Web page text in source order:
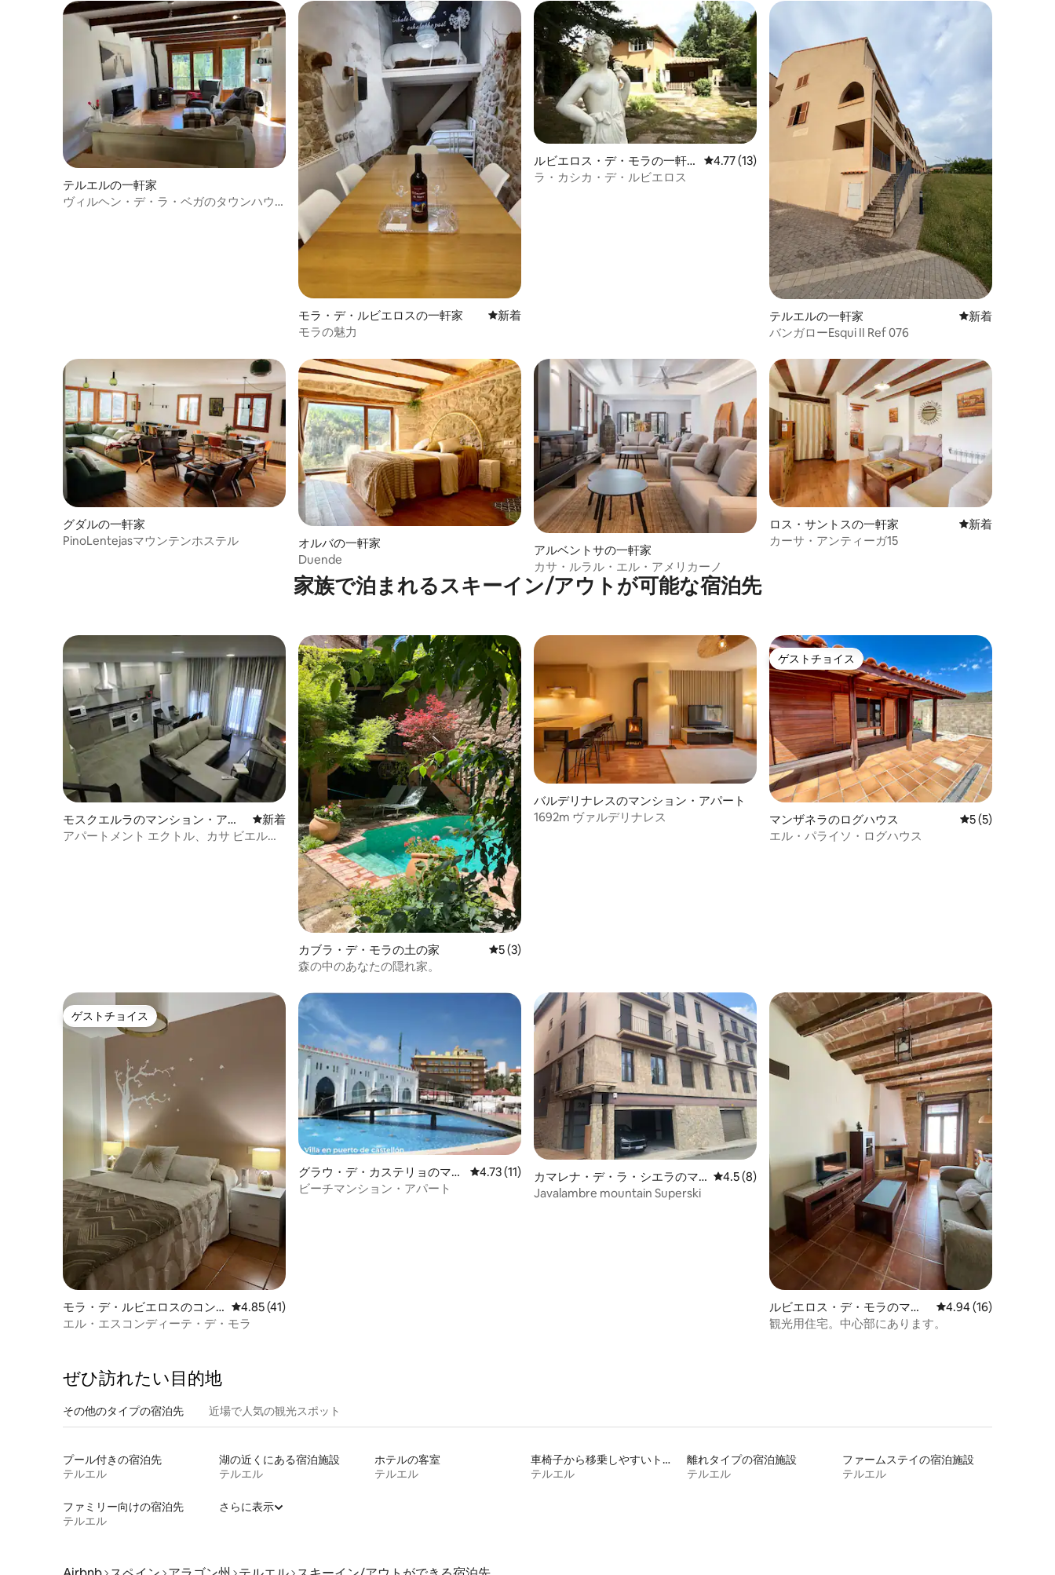
テルエルの一軒家
ヴィルヘン・デ・ラ・ベガのタウンハウ
モラ・デ・ルビエロスの一軒家 新しい宿泊先
新着
モラの魅力
ルビエロス・デ・モラの一軒
家
レビュー13件、5つ星中4.77つ星の平均評価
4.77 (13)
ラ・カシカ・デ・ルビエロス
テルエルの一軒家 新しい宿泊先
新着
バンガローEsqui II Ref 076
グダルの一軒家
PinoLentejasマウンテンホステル
オルバの一軒家
Duende
アルベントサの一軒家
カサ・ルラル・エル・アメリカーノ
ロス・サントスの一軒家 新しい宿泊先
新着
カーサ・アンティーガ15
家族で泊まれるスキーイン/アウトが可能な宿泊先
モスクエルラのマンション・アパ
ート
新しい宿泊先
新着
アパートメント エクトル、カサ ビエルサ
カブラ・デ・モラの土の家 レビュー3件、5つ星中5つ星の平均評価
5 (3)
森の中のあなたの隠れ家。
バルデリナレスのマンション・アパート
1692m ヴァルデリナレス
ゲストチョイス
ゲストチョイス
マンザネラのログハウス レビュー5件、5
5 (5)
エル・パライソ・ログハウス
ゲストチョイス
ゲストチョイス
モラ・デ・ルビエロスのコン
ドミニアム
レビュー41件、5つ星中4.85つ星の平均評価
4.85 (41)
エル・エスコンディーテ・デ・モラ
グラウ・デ・カステリョのマン
ション・アパート
レビュー11件、5つ星中4.73つ星の平均評価
4.73 (11)
ビーチマンション・アパート
カマレナ・デ・ラ・シエラのマ
ンション・アパート
レビュー8件、5つ星中4.5つ星の平均評価
4.5 (8)
Javalambre mountain Superski
ルビエロス・デ・モラのマン
ション・アパート
レビュー16件、5つ
4.94 (16)
観光用住宅。中心部にあります。
ぜひ訪⁠れ⁠た⁠い目⁠的⁠地
その他のタ⁠イ⁠プ⁠の宿⁠泊⁠先 近場で人気の観光スポット
プール付きの宿泊先
テルエル
湖の近くにある宿泊施設
テルエル
ホテルの客室
テルエル
車椅子から移乗しやすいトイレ付きの宿泊施設
テルエル
離れタイプの宿泊施設
テルエル
ファームステイの宿泊施設
テルエル
ファミリー向けの宿泊先
テルエル
さらに表示